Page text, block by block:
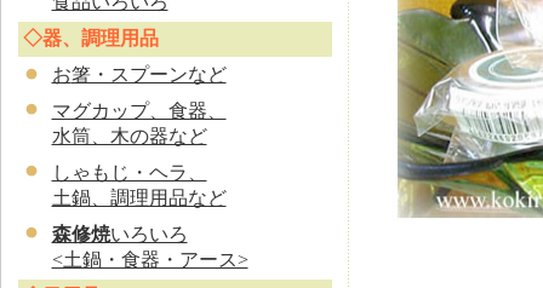
◇器、調理用品
お箸・スプーンなど
マグカップ、食器、
水筒、木の器など
しゃもじ・ヘラ、
土鍋、調理用品など
森修焼いろいろ
<土鍋・食器・アース>